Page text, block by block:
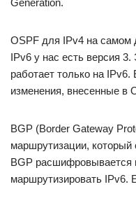
Generation.
OSPF для IPv4 на самом
IPv6 у нас есть версия
работает только на
изменения, внесенные в
BGP (Border Gateway
маршрутизации,
BGP расшифровывается
маршрутизировать IPv6.